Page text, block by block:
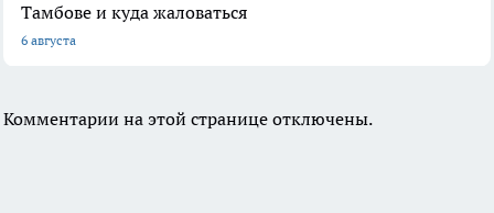
Тамбове и куда жаловаться
6 августа
Комментарии на этой странице отключены.